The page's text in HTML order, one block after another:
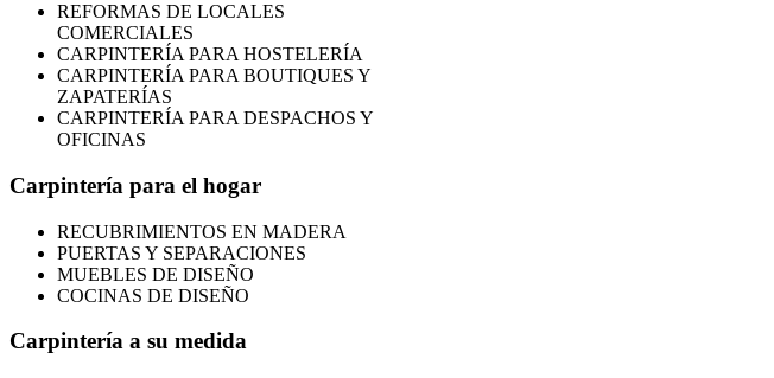
REFORMAS DE LOCALES
COMERCIALES
CARPINTERÍA PARA HOSTELERÍA
CARPINTERÍA PARA BOUTIQUES Y
ZAPATERÍAS
CARPINTERÍA PARA DESPACHOS Y
OFICINAS
Carpintería para el hogar
RECUBRIMIENTOS EN MADERA
PUERTAS Y SEPARACIONES
MUEBLES DE DISEÑO
COCINAS DE DISEÑO
Carpintería a su medida